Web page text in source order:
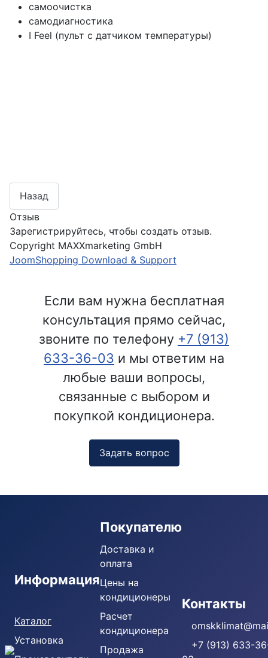
самоочистка
самодиагностика
I Feel (пульт с датчиком температуры)
Отзыв
Зарегистрируйтесь, чтобы создать отзыв.
Copyright MAXXmarketing GmbH
JoomShopping Download & Support
Если вам нужна бесплатная
консультация прямо сейчас,
звоните по телефону +7 (913)
633-36-03 и мы ответим на
любые ваши вопросы,
связанные с выбором и
покупкой кондиционера.
Задать вопрос
Информация
Каталог
Установка
Покупателю
Доставка и
оплата
Цены на
кондиционеры
Расчет
кондиционера
Продажа
Контакты
+7 (913) 633-